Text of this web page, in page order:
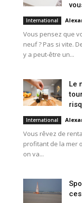
International
Vous pensez que
neuf ? Pas si vite.
y a peut-être un...
Le
International
Vous rêvez de
profitant de la mer
on va...